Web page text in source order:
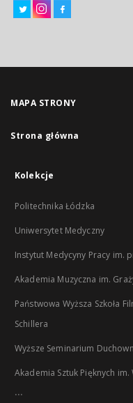
MAPA STRONY
Strona główna
Kolekcje
Politechnika Łódzka
Uniwersytet Medyczny
Instytut Medycyny Pracy im.
Akademia Muzyczna im.
Państwowa Wyższa Szkoła
Schillera
Wyższe Seminarium
Akademia Sztuk Pięknych im.
...